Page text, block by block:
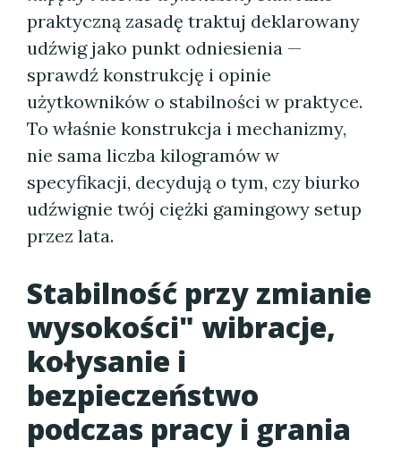
praktyczną zasadę traktuj deklarowany
udźwig jako punkt odniesienia —
sprawdź konstrukcję i opinie
użytkowników o stabilności w praktyce.
To właśnie konstrukcja i mechanizmy,
nie sama liczba kilogramów w
specyfikacji, decydują o tym, czy biurko
udźwignie twój ciężki gamingowy setup
przez lata.
Stabilność przy zmianie
wysokości" wibracje,
kołysanie i
bezpieczeństwo
podczas pracy i grania